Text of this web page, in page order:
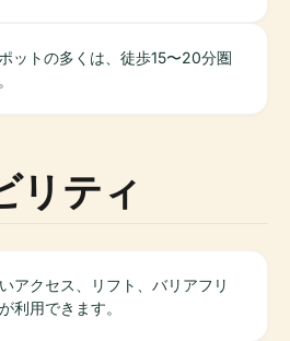
ットの多くは、徒歩15〜20分圏
リティ
アクセス、リフト、バリアフリ
利用できます。